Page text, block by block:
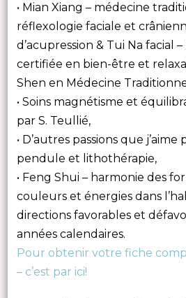
• Mian Xiang – médecine
réflexologie faciale et
d’acupression & Tui Na facial
certifiée en bien-être et
Shen en Médecine
• Soins magnétisme et
par S. Teullié,
• D’autres passions que
pendule et lithothérapie,
• Feng Shui – harmonie des
couleurs et énergies dans
directions favorables et
années calendaires.
Pour obtenir votre fiche
– c’est par ici!